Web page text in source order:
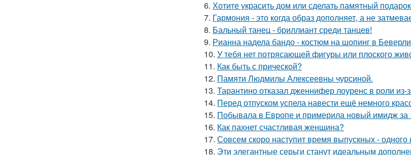
6. Хотите украсить дом или сделать памятный
7. Гармония - это когда образ дополняет, а не
8. Бальный танец - бриллиант среди танцев!
9. Рианна надела бандо - костюм на шопинг в
10. У тебя нет потрясающей фигуры или плоского
11. Как быть с прической?
12. Памяти Людмилы Алексеевны чурсиной.
13. Тарантино отказал дженнифер лоуренс в роли из-
14. Перед отпуском успела навести ещё немного
15. Побывала в Европе и примерила новый имидж за
16. Как пахнет счастливая женщина?
17. Совсем скоро наступит время выпускных -
18. Эти элегантные серьги станут идеальным